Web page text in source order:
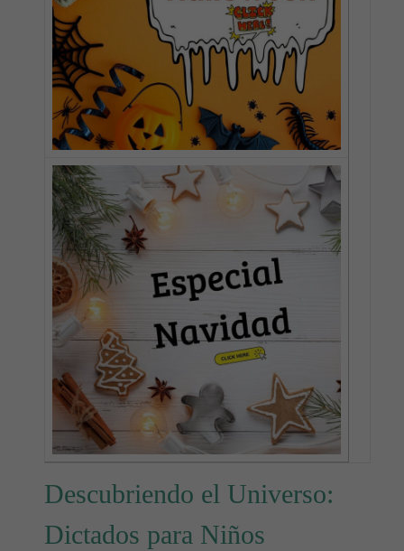
Descubriendo el Universo:
Dictados para Niños